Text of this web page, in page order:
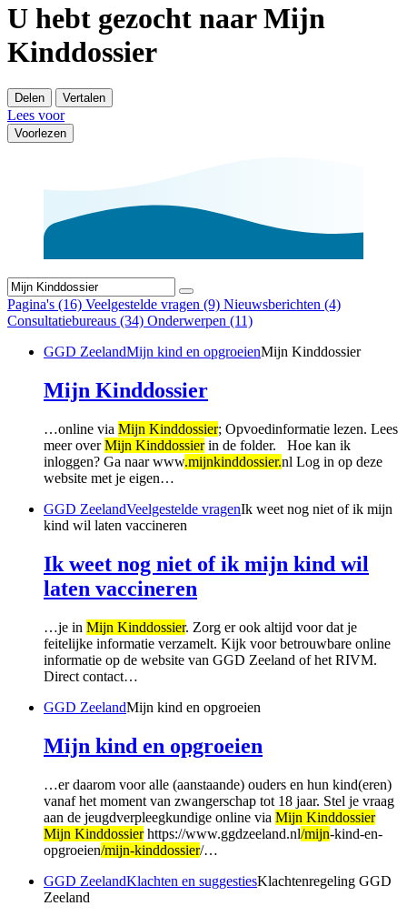
U hebt gezocht naar Mijn
Kinddossier
Delen Vertalen
Lees voor
Voorlezen
Pagina's (16) Veelgestelde vragen (9) Nieuwsberichten (4)
Consultatiebureaus (34) Onderwerpen (11)
GGD ZeelandMijn kind en opgroeienMijn Kinddossier
Mijn Kinddossier
…online via Mijn Kinddossier; Opvoedinformatie lezen. Lees
meer overMijn Kinddossierin de folder. Hoe kan ik
inloggen? Ga naar www.mijnkinddossier.nl Log in op deze
website met je eigen…
GGD ZeelandVeelgestelde vragenIk weet nog niet of ik mijn
kind wil laten vaccineren
Ik weet nog niet of ik mijn kind wil
laten vaccineren
…je in Mijn Kinddossier. Zorg er ook altijd voor dat je
feitelijke informatie verzamelt. Kijk voor betrouwbare online
informatie op de website van GGD Zeeland of het RIVM.
Direct contact…
GGD ZeelandMijn kind en opgroeien
Mijn kind en opgroeien
…er daarom voor alle (aanstaande) ouders en hun kind(eren)
vanaf het moment van zwangerschap tot 18 jaar. Stel je vraag
aan de jeugdverpleegkundige online via Mijn Kinddossier
Mijn Kinddossierhttps://www.ggdzeeland.nl/mijn-kind-en-
opgroeien/mijn-kinddossier/…
GGD ZeelandKlachten en suggestiesKlachtenregeling GGD
Zeeland